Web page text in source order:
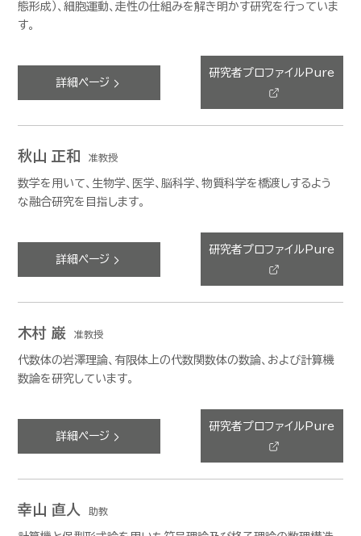
態形成）、細胞運動、走性の仕組みを解き明かす研究を行っていま
す。
詳細ページ
研究者プロファイルPure
秋山 正和 准教授
数学を用いて、生物学、医学、脳科学、物質科学を橋渡しするよう
な融合研究を目指します。
詳細ページ
研究者プロファイルPure
木村 巌 准教授
代数体の岩澤理論、有限体上の代数関数体の数論、および計算機
数論を研究しています。
詳細ページ
研究者プロファイルPure
幸山 直人 助教